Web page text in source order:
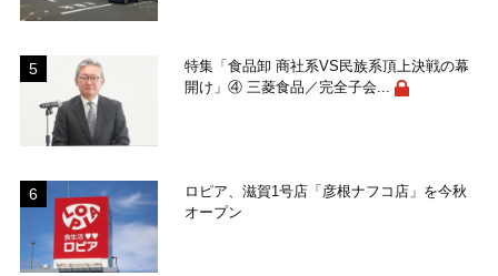
特集「食品卸 商社系VS民族系頂上決戦の幕
開け」④ 三菱食品／完全子会...
ロピア、滋賀1号店「彦根ナフコ店」を今秋
オープン